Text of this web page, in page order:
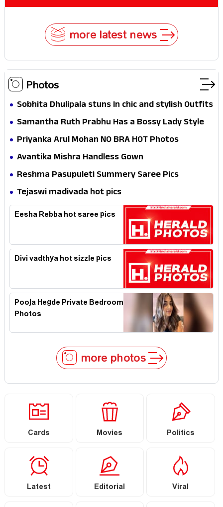
more latest news
Photos
Sobhita Dhulipala stuns In chic and stylish Outfits
Samantha Ruth Prabhu Has a Bossy Lady Style
Priyanka Arul Mohan NO BRA HOT Photos
Avantika Mishra Handless Gown
Reshma Pasupuleti Summery Saree Pics
Tejaswi madivada hot pics
Eesha Rebba hot saree pics
Divi vadthya hot sizzle pics
Pooja Hegde Private Bedroom
Photos
more photos
Cards Movies Politics
Latest Editorial Viral